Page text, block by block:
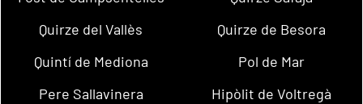
Quirze del Vallès
Quirze de Besora
Quintí de Mediona
Pol de Mar
Pere Sallavinera
Hipòlit de Voltregà